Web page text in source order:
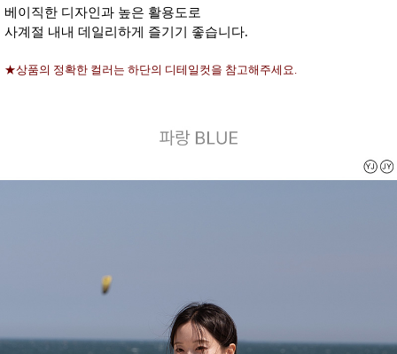
베이직한 디자인과 높은 활용도로
사계절 내내 데일리하게 즐기기 좋습니다.
★상품의 정확한 컬러는 하단의 디테일컷을 참고해주세요.